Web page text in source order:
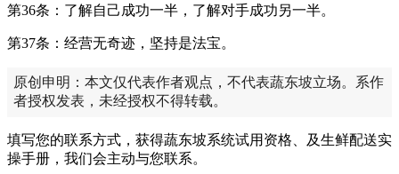
第36条：了解自己成功一半，了解对手成功另一半。
第37条：经营无奇迹，坚持是法宝。
原创申明：本文仅代表作者观点，不代表蔬东坡立场。系作
者授权发表，未经授权不得转载。
填写您的联系方式，获得蔬东坡系统试用资格、及生鲜配送实
操手册，我们会主动与您联系。